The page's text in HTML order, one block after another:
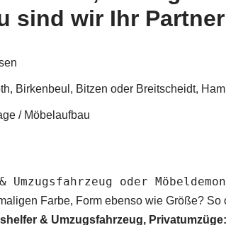
sind wir Ihr Partner
Birkenbeul, Bitzen oder Breitscheidt,
/ Möbelaufbau
oder
Farbe, Form ebenso wie Größe? So
& Umzugsfahrzeug,